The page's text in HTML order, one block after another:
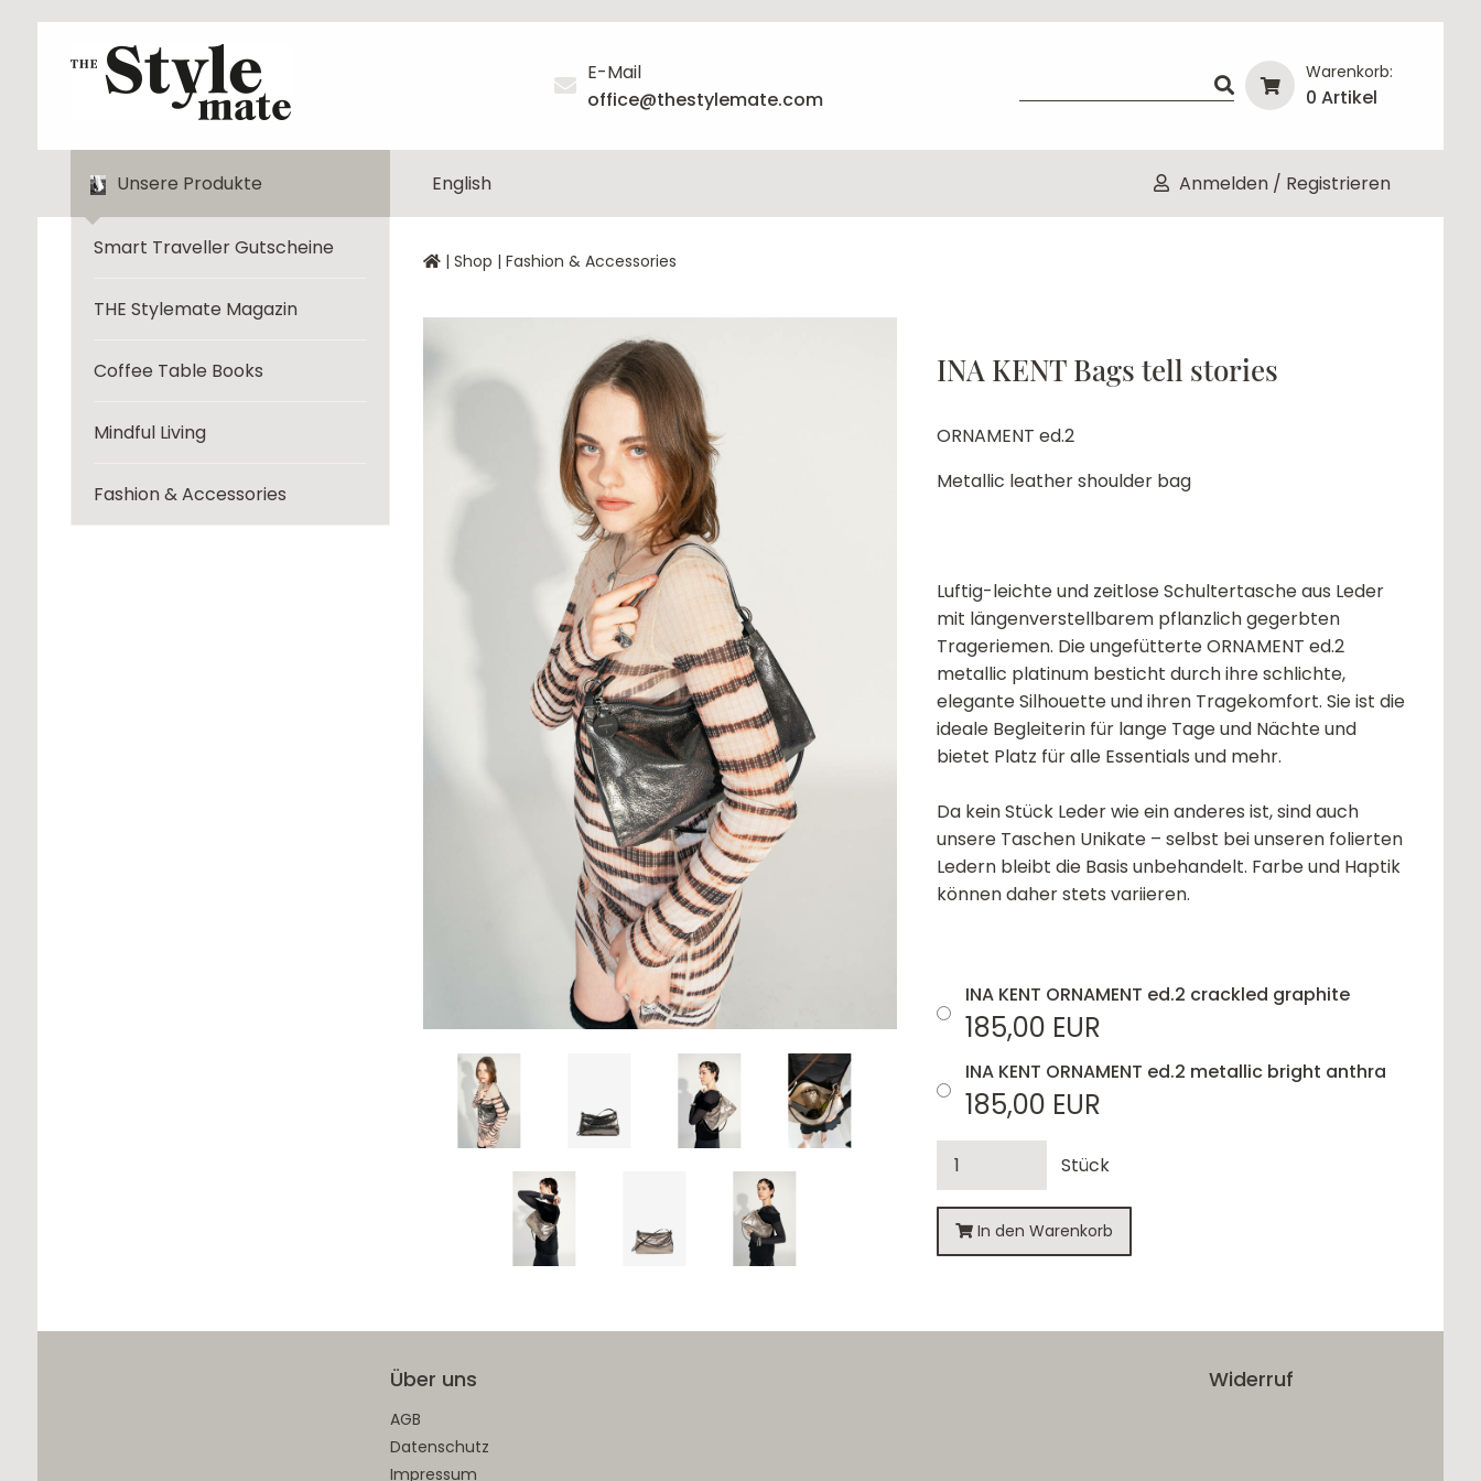
E-Mail
office@thestylemate.com
Warenkorb:
0 Artikel
Unsere Produkte English Anmelden / Registrieren
Smart Traveller Gutscheine
THE Stylemate Magazin
Coffee Table Books
Mindful Living
Fashion & Accessories
| Shop | Fashion & Accessories
INA KENT Bags tell stories
ORNAMENT ed.2
Metallic leather shoulder bag
Luftig-leichte und zeitlose Schultertasche aus Leder
mit längenverstellbarem pflanzlich gegerbten
Trageriemen. Die ungefütterte ORNAMENT ed.2
metallic platinum besticht durch ihre schlichte,
elegante Silhouette und ihren Tragekomfort. Sie ist die
ideale Begleiterin für lange Tage und Nächte und
bietet Platz für alle Essentials und mehr.
Da kein Stück Leder wie ein anderes ist, sind auch
unsere Taschen Unikate – selbst bei unseren folierten
Ledern bleibt die Basis unbehandelt. Farbe und Haptik
können daher stets variieren.
INA KENT ORNAMENT ed.2 crackled graphite
185,00 EUR
INA KENT ORNAMENT ed.2 metallic bright anthra
185,00 EUR
Stück
In den Warenkorb
Über uns
AGB
Datenschutz
Impressum
Widerruf